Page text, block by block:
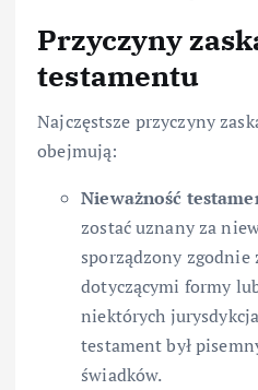
Przyczyny
testamentu
Najczęstsze przyczyny
obejmują:
Nieważność
zostać uznany za
sporządzony
dotyczącymi formy
niektórych
testament był
świadków.